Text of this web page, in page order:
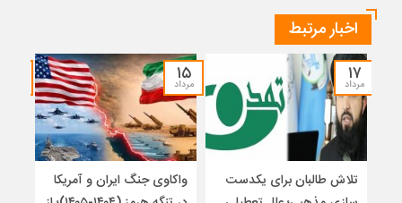
اخبار مرتبط
۱۷
مرداد
تلاش طالبان برای یکدست
۱۵
مرداد
واکاوی جنگ ایران و آمریکا